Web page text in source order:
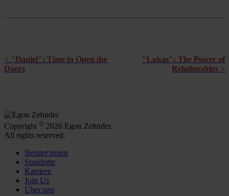
< "Daniel": Time to Open the
Doors
"Lukas": The Power of
Relationships >
Copyright © 2026 Egon Zehnder.
All rights reserved.
Berater:innen
Standorte
Karriere
Join Us
Über uns